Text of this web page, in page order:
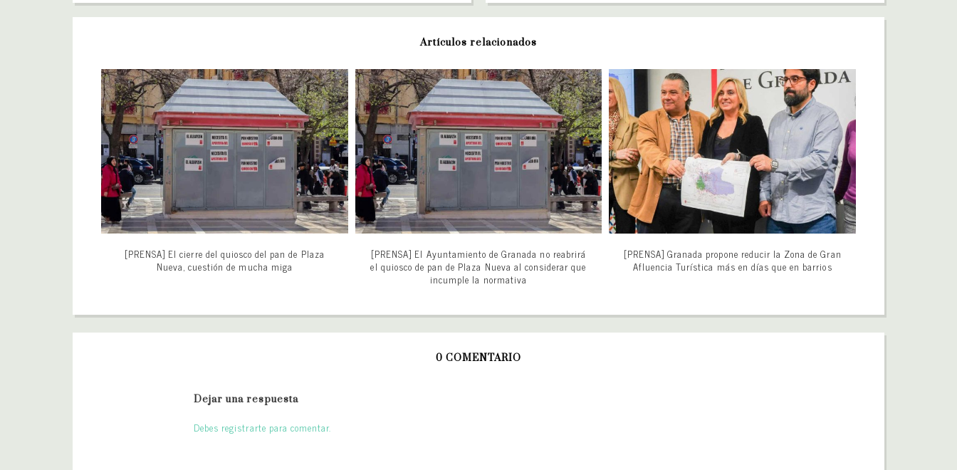
Artículos relacionados
[PRENSA] El cierre del quiosco del pan de Plaza
Nueva, cuestión de mucha miga
[PRENSA] El Ayuntamiento de Granada no reabrirá
el quiosco de pan de Plaza Nueva al considerar que
incumple la normativa
[PRENSA] Granada propone reducir la Zona de Gran
Afluencia Turística más en días que en barrios
0 COMENTARIO
Dejar una respuesta
Debes registrarte para comentar.